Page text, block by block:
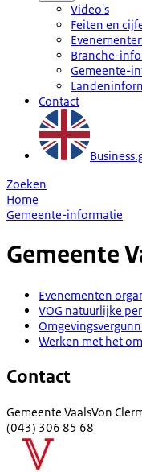
Video's
Feiten en
Branche-
Gemeente-
Contact
Zoeken
Home
Gemeente-informatie
Gemeente
Evenementen
VOG natuurlijke
Werken met het
Contact
Gemeente VaalsVon
(043) 306 85 68